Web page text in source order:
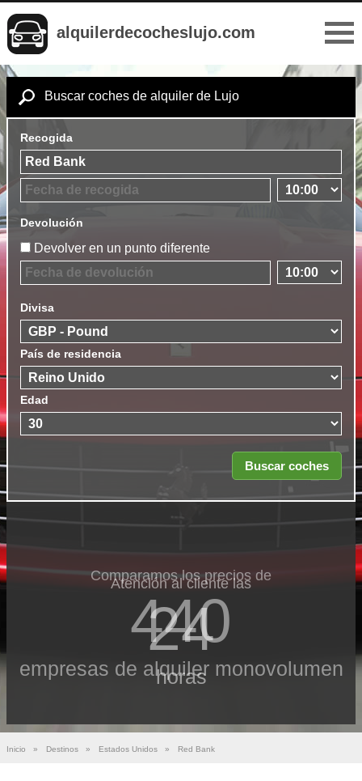
alquilerdecocheslujo.com
Buscar coches de alquiler de Lujo
Recogida
Devolución
Devolver en un punto diferente
Divisa
País de residencia
Edad
Comparamos los precios de
440
empresas de alquiler monovolumen
Atención al cliente las
24
horas
Inicio » Destinos » Estados Unidos » Red Bank